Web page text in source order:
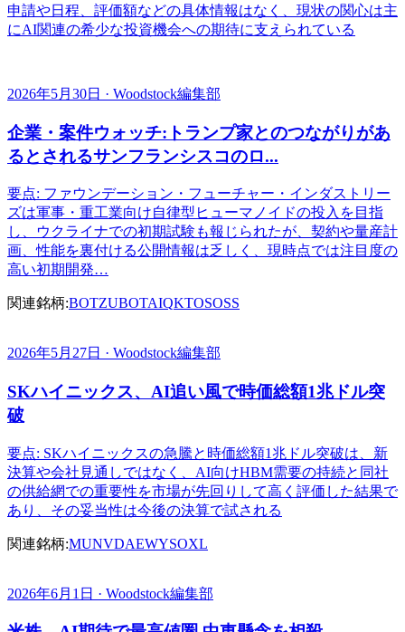
申請や日程、評価額などの具体情報はなく、現状の関心は主
にAI関連の希少な投資機会への期待に支えられている
2026年5月30日 · Woodstock編集部
企業・案件ウォッチ:トランプ家とのつながりがあ
るとされるサンフランシスコのロ...
要点: ファウンデーション・フューチャー・インダストリー
ズは軍事・重工業向け自律型ヒューマノイドの投入を目指
し、ウクライナでの初期試験も報じられたが、契約や量産計
画、性能を裏付ける公開情報は乏しく、現時点では注目度の
高い初期開発…
関連銘柄:BOTZUBOTAIQKTOSOSS
2026年5月27日 · Woodstock編集部
SKハイニックス、AI追い風で時価総額1兆ドル突
破
要点: SKハイニックスの急騰と時価総額1兆ドル突破は、新
決算や会社見通しではなく、AI向けHBM需要の持続と同社
の供給網での重要性を市場が先回りして高く評価した結果で
あり、その妥当性は今後の決算で試される
関連銘柄:MUNVDAEWYSOXL
2026年6月1日 · Woodstock編集部